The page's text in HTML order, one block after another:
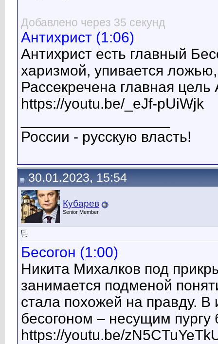
Добавлено через 35 секунд
Антихрист (1:06)
Антихрист есть главный
харизмой, упивается
Рассекречена главная
https://youtu.be/_eJf-pUiWjk
России - русскую власть!
30.01.2023, 15:54
Кубарев
Senior Member
Бесогон (1:00)
Никита Михалков под
занимается подменой
стала похожей на правду. В
бесогоном – несущим пургу
https://youtu.be/